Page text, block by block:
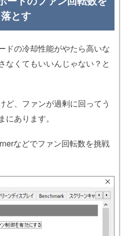
落とす
ドの冷却性能がやたら高いな
なくてもいいんじゃない？と
ど、ファンが過剰に回ってう
あります。
などでファン回転数を挑戦